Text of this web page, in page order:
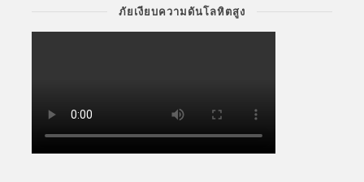
ภัยเงียบความดันโลหิตสูง